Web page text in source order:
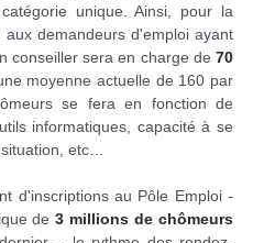
unique. Ainsi, pour la
demandeurs d'emploi ayant
conseiller sera en charge de 70
moyenne actuelle de 160 par
se fera en fonction de
informatiques, capacité à se
etc…
d'inscriptions au Pôle Emploi -
de3 millions de chômeurs